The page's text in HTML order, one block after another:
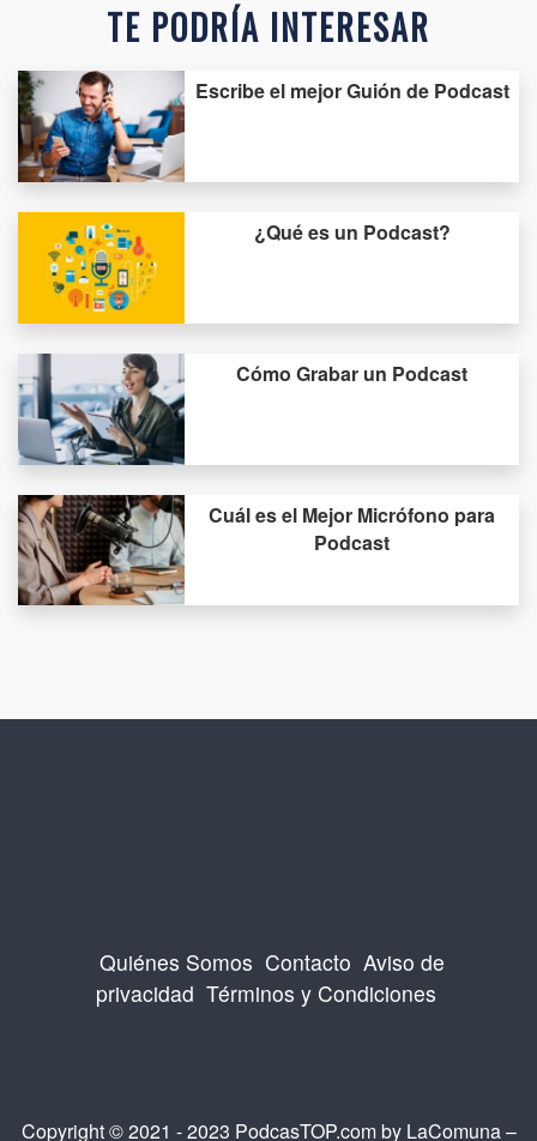
TE PODRÍA INTERESAR
Escribe el mejor Guión de Podcast
¿Qué es un Podcast?
Cómo Grabar un Podcast
Cuál es el Mejor Micrófono para
Podcast
Quiénes Somos Contacto Aviso de
privacidad Términos y Condiciones
Copyright © 2021 - 2023 PodcasTOP.com by LaComuna–